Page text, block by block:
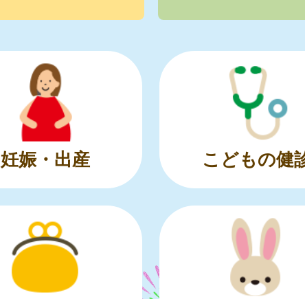
妊娠・出産 こどもの健